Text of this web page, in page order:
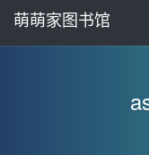
萌萌家图书馆